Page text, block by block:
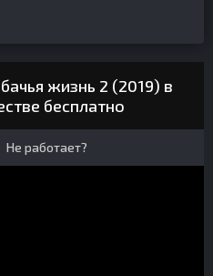
жизнь 2 (2019) в
бесплатно
Не работает?